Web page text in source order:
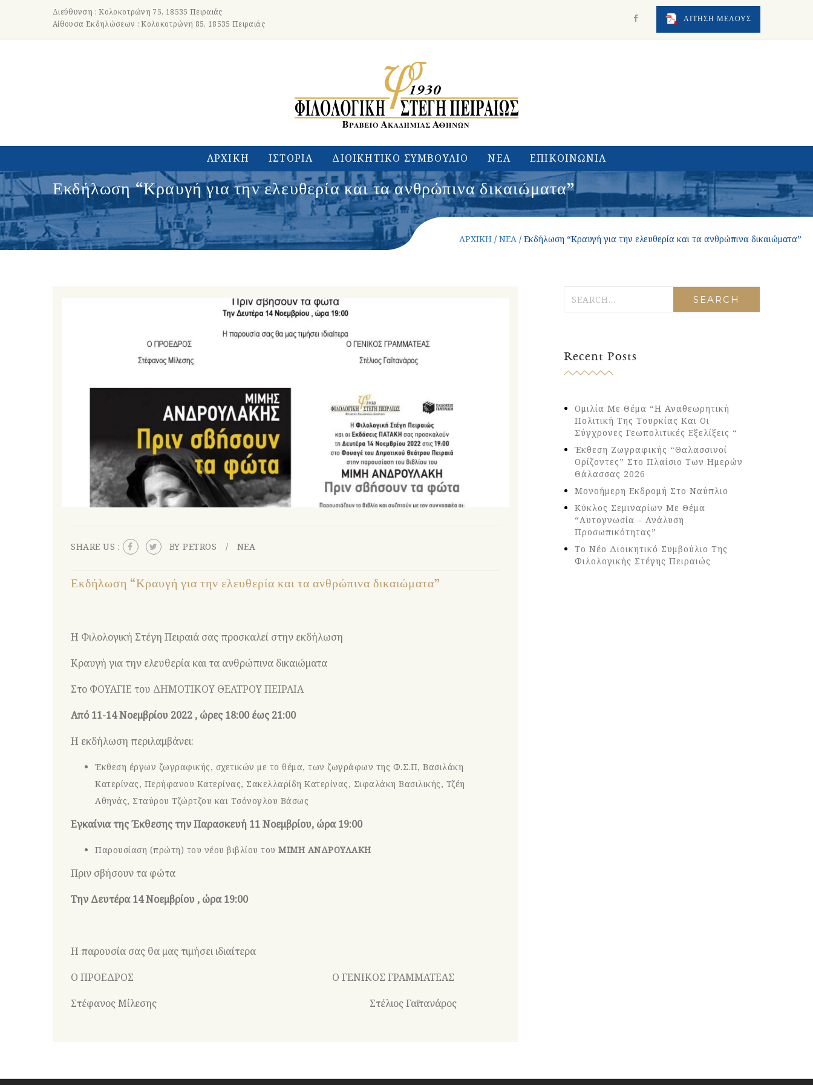
Διεύθυνση : Κολοκοτρώνη 75, 18535 Πειραιάς
Αίθουσα Εκδηλώσεων : Κολοκοτρώνη 85, 18535 Πειραιάς
ΑΙΤΗΣΗ ΜΕΛΟΥΣ
ΑΡΧΙΚΗ ΙΣΤΟΡΙΑ ΔΙΟΙΚΗΤΙΚΟ ΣΥΜΒΟΥΛΙΟ ΝΕΑ ΕΠΙΚΟΙΝΩΝΙΑ
Εκδήλωση “Κραυγή για την ελευθερία και τα ανθρώπινα δικαιώματα”
ΑΡΧΙΚΗ / ΝΕΑ / Εκδήλωση “Κραυγή για την ελευθερία και τα ανθρώπινα δικαιώματα”
SHARE US : BY PETROS ΝΕΑ
Εκδήλωση “Κραυγή για την ελευθερία και τα ανθρώπινα δικαιώματα”
Η Φιλολογική Στέγη Πειραιά σας προσκαλεί στην εκδήλωση
Κραυγή για την ελευθερία και τα ανθρώπινα δικαιώματα
Στο ΦΟΥΑΓΙΕ του ΔΗΜΟΤΙΚΟΥ ΘΕΑΤΡΟΥ ΠΕΙΡΑΙΑ
Από 11-14 Νοεμβρίου 2022 , ώρες 18:00 έως 21:00
Η εκδήλωση περιλαμβάνει:
Έκθεση έργων ζωγραφικής, σχετικών με το θέμα, των ζωγράφων της Φ.Σ.Π, Βασιλάκη
Κατερίνας, Περήφανου Κατερίνας, Σακελλαρίδη Κατερίνας, Σιφαλάκη Βασιλικής, Τζέη
Αθηνάς, Σταύρου Τζώρτζου και Τσόνογλου Βάσως
Εγκαίνια της Έκθεσης την Παρασκευή 11 Νοεμβρίου, ώρα 19:00
Παρουσίαση (πρώτη) του νέου βιβλίου του ΜΙΜΗ ΑΝΔΡΟΥΛΑΚΗ
Πριν σβήσουν τα φώτα
Την Δευτέρα 14 Νοεμβρίου , ώρα 19:00
Η παρουσία σας θα μας τιμήσει ιδιαίτερα
Ο ΠΡΟΕΔΡΟΣ Ο ΓΕΝΙΚΟΣ ΓΡΑΜΜΑΤΕΑΣ
Στέφανος Μίλεσης Στέλιος Γαϊτανάρος
Recent Posts
Ομιλία Με Θέμα “Η Αναθεωρητική
Πολιτική Της Τουρκίας Και Οι
Σύγχρονες Γεωπολιτικές Εξελίξεις “
Έκθεση Ζωγραφικής “Θαλασσινοί
Ορίζοντες” Στο Πλαίσιο Των Ημερών
Θάλασσας 2026
Μονοήμερη Εκδρομή Στο Ναύπλιο
Κύκλος Σεμιναρίων Με Θέμα
“Αυτογνωσία – Ανάλυση
Προσωπικότητας”
Το Νέο Διοικητικό Συμβούλιο Της
Φιλολογικής Στέγης Πειραιώς